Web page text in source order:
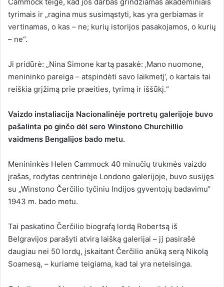
tyrimais ir „ragina mus susimąstyti, kas yra gerbiamas ir
vertinamas, o kas – ne; kurių istorijos pasakojamos, o kurių
– ne“.
Ji pridūrė: „Nina Simone kartą pasakė: ‚Mano nuomone,
menininko pareiga – atspindėti savo laikmetį‘, o kartais tai
reiškia grįžimą prie praeities, tyrimą ir iššūkį.“
Vaizdo instaliacija Nacionalinėje portretų galerijoje buvo
pašalinta po ginčo dėl sero Winstono Churchillio
vaidmens Bengalijos bado metu.
Menininkės Helen Cammock 40 minučių trukmės vaizdo
įrašas, rodytas centrinėje Londono galerijoje, buvo susijęs
su „Winstono Čerčilio tyčiniu Indijos gyventojų badavimu“
1943 m. bado metu.
Tai paskatino Čerčilio biografą lordą Robertsą iš
Belgravijos parašyti atvirą laišką galerijai – jį pasirašė
daugiau nei 50 lordų, įskaitant Čerčilio anūką serą Nikolą
Soamesą, – kuriame teigiama, kad tai yra neteisinga.